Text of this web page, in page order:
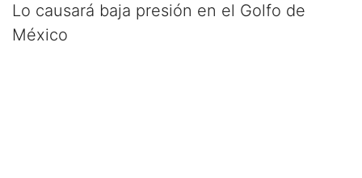
Lo causará baja presión en el Golfo de
México